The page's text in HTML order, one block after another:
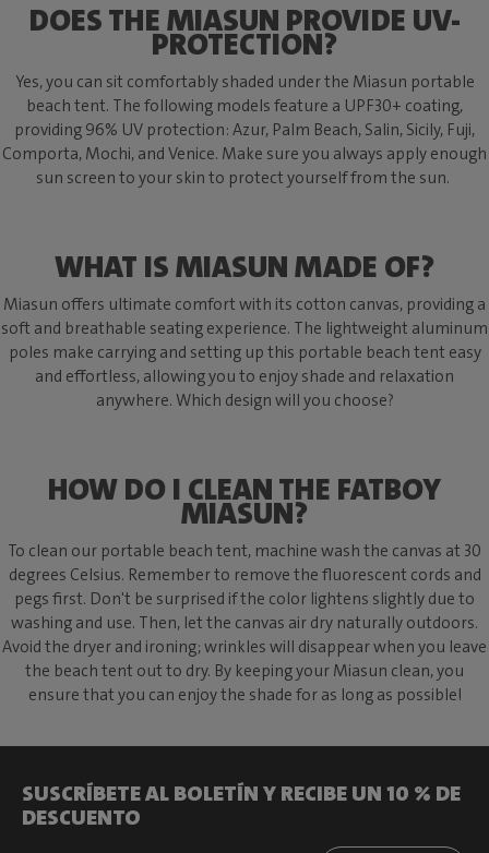
DOES THE MIASUN PROVIDE UV-
PROTECTION?
Yes, you can sit comfortably shaded under the Miasun portable
beach tent. The following models feature a UPF30+ coating,
providing 96% UV protection: Azur, Palm Beach, Salin, Sicily, Fuji,
Comporta, Mochi, and Venice. Make sure you always apply enough
sun screen to your skin to protect yourself from the sun.
WHAT IS MIASUN MADE OF?
Miasun offers ultimate comfort with its cotton canvas, providing a
soft and breathable seating experience. The lightweight aluminum
poles make carrying and setting up this portable beach tent easy
and effortless, allowing you to enjoy shade and relaxation
anywhere. Which design will you choose?
HOW DO I CLEAN THE FATBOY
MIASUN?
To clean our portable beach tent, machine wash the canvas at 30
degrees Celsius. Remember to remove the fluorescent cords and
pegs first. Don't be surprised if the color lightens slightly due to
washing and use. Then, let the canvas air dry naturally outdoors.
Avoid the dryer and ironing; wrinkles will disappear when you leave
the beach tent out to dry. By keeping your Miasun clean, you
ensure that you can enjoy the shade for as long as possible!
SUSCRÍBETE AL BOLETÍN Y RECIBE UN 10 % DE
DESCUENTO